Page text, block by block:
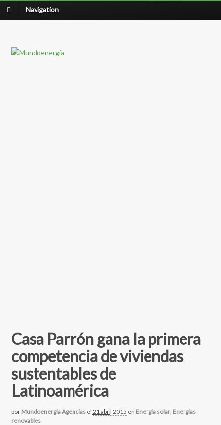
Navigation
Casa Parrón gana la primera
competencia de viviendas
sustentables de
Latinoamérica
por Mundoenergía Agencias el 21 abril 2015 en Energía solar, Energías
renovables